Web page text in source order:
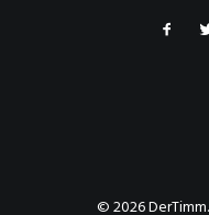
© 2026